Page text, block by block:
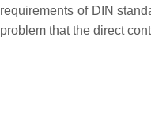
requirements of DIN
problem that the direct